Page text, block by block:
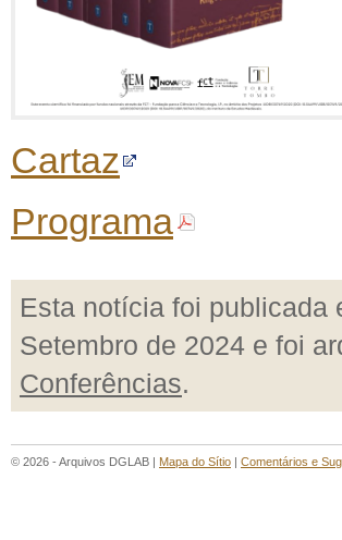
Cartaz
Programa
Esta notícia foi publicada
Setembro de 2024 e foi
Conferências.
© 2026 - Arquivos DGLAB | Mapa do Sítio | Comentários e